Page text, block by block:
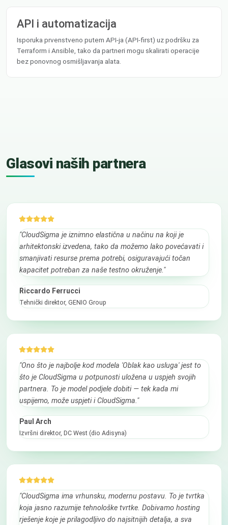
API i automatizacija
Isporuka prvenstveno putem API-ja (API-first) uz podršku za
Terraform i Ansible, tako da partneri mogu skalirati operacije
bez ponovnog osmišljavanja alata.
Glasovi naših partnera
"CloudSigma je iznimno elastična u načinu na koji je
arhitektonski izvedena, tako da možemo lako povećavati i
smanjivati resurse prema potrebi, osiguravajući točan
kapacitet potreban za naše testno okruženje."
Riccardo Ferrucci
Tehnički direktor, GENIO Group
"Ono što je najbolje kod modela 'Oblak kao usluga' jest to
što je CloudSigma u potpunosti uložena u uspjeh svojih
partnera. To je model podjele dobiti — tek kada mi
uspijemo, može uspjeti i CloudSigma."
Paul Arch
Izvršni direktor, DC West (dio Adisyna)
"CloudSigma ima vrhunsku, modernu postavu. To je tvrtka
koja jasno razumije tehnološke tvrtke. Dobivamo hosting
rješenje koje je prilagodljivo do najsitnijih detalja, a sva